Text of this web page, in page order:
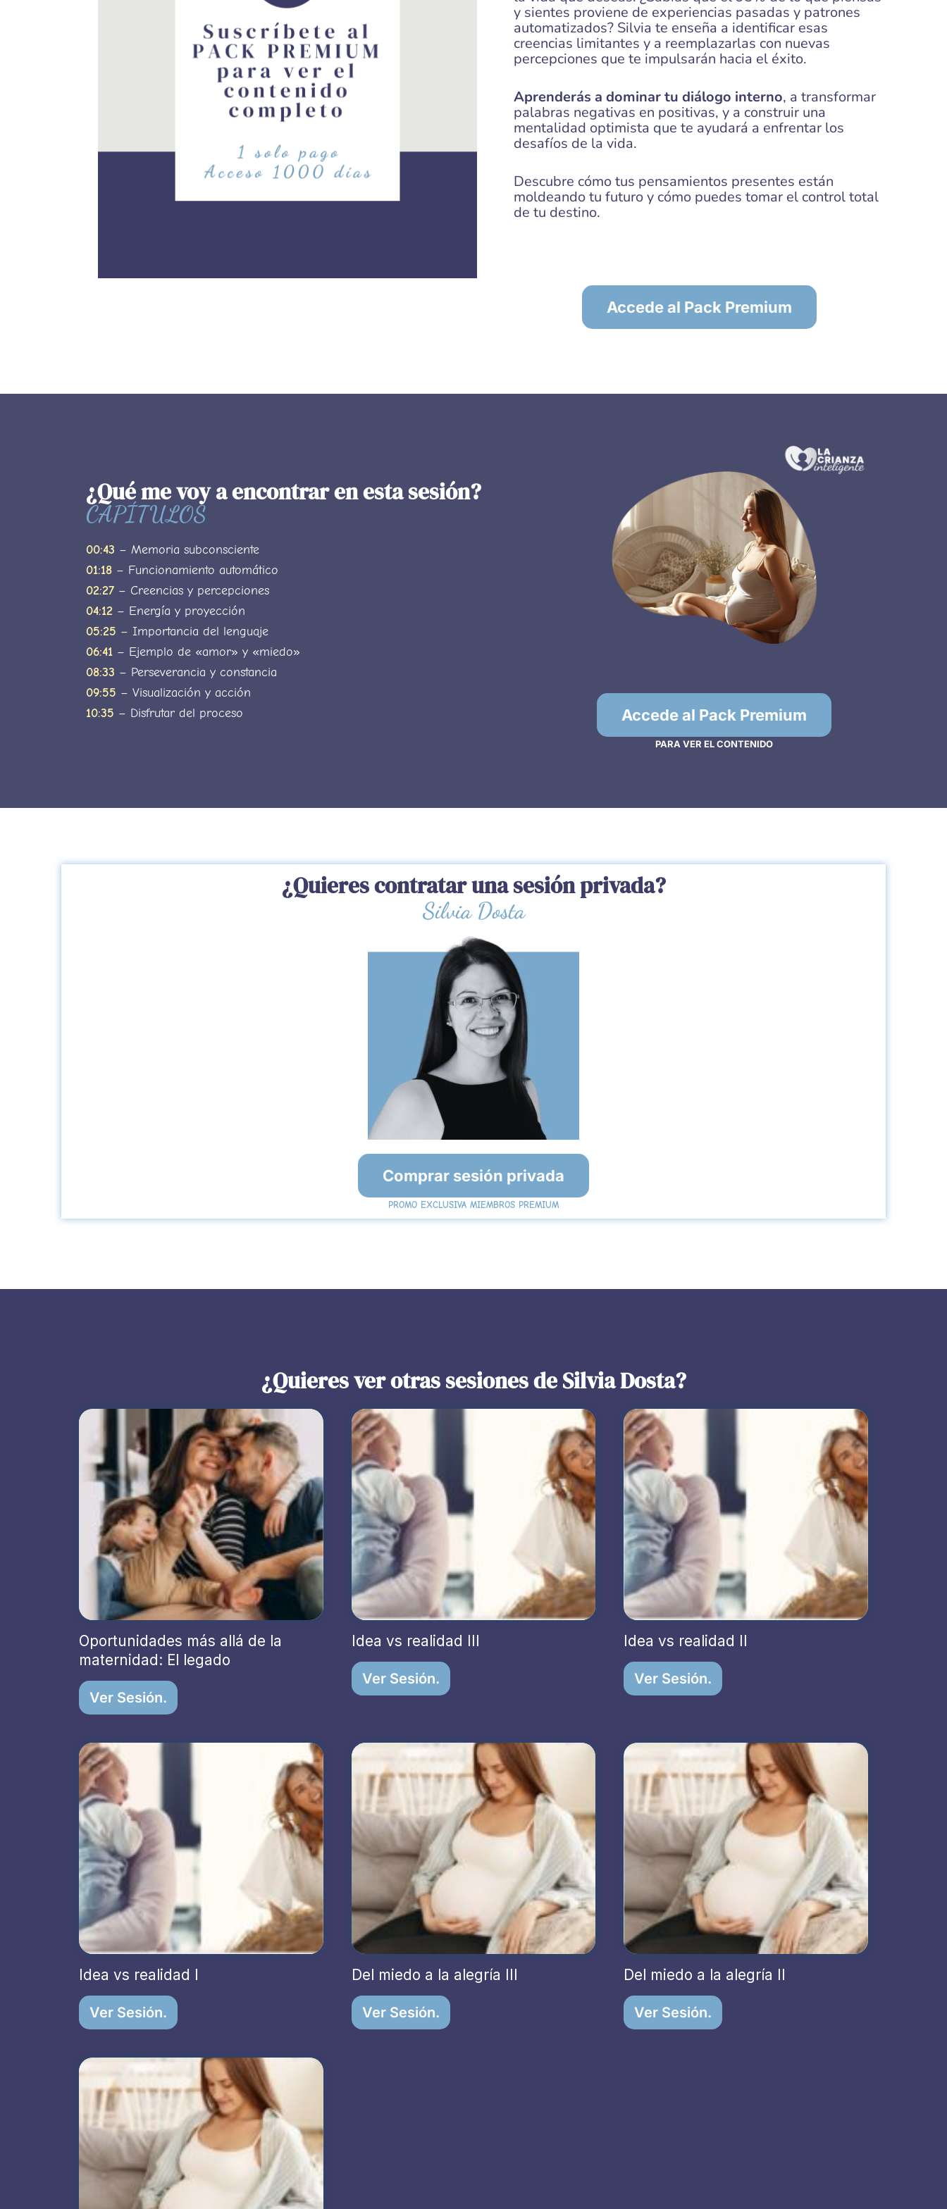
y sientes proviene de experiencias pasadas y patrones
automatizados? Silvia te enseña a identificar esas
creencias limitantes y a reemplazarlas con nuevas
percepciones que te impulsarán hacia el éxito.
Aprenderás a dominar tu diálogo interno, a transformar
palabras negativas en positivas, y a construir una
mentalidad optimista que te ayudará a enfrentar los
desafíos de la vida.
Descubre cómo tus pensamientos presentes están
moldeando tu futuro y cómo puedes tomar el control total
de tu destino.
Accede al Pack Premium
¿Qué me voy a encontrar en esta sesión?
CAPÍTULOS
00:43 – Memoria subconsciente
01:18 – Funcionamiento automático
02:27 – Creencias y percepciones
04:12 – Energía y proyección
05:25 – Importancia del lenguaje
06:41 – Ejemplo de «amor» y «miedo»
08:33 – Perseverancia y constancia
09:55 – Visualización y acción
10:35 – Disfrutar del proceso Accede al Pack Premium
PARA VER EL CONTENIDO
¿Quieres contratar una sesión privada?
Silvia Dosta
Comprar sesión privada
PROMO EXCLUSIVA MIEMBROS PREMIUM
¿Quieres ver otras sesiones de Silvia Dosta?
Oportunidades más allá de la
maternidad: El legado
Ver Sesión.
Idea vs realidad III
Ver Sesión.
Idea vs realidad II
Ver Sesión.
Idea vs realidad I
Ver Sesión.
Del miedo a la alegría III
Ver Sesión.
Del miedo a la alegría II
Ver Sesión.